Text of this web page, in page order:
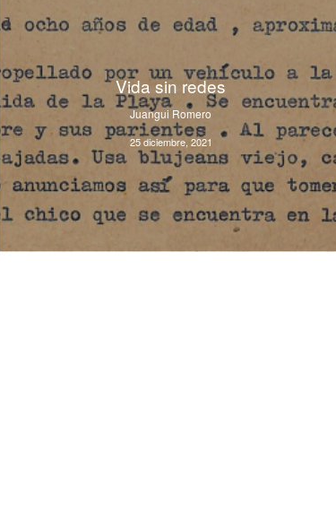
Vida sin redes
Juangui Romero
25 diciembre, 2021